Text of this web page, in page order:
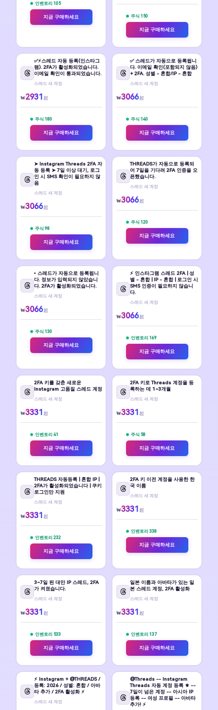
인벤토리 105
지금 구매하세요 주식 150
지금 구매하세요
✅⚡️스레드 자동 등록(인스타그
램). 2FA가 활성화되었습니다.
이메일 확인이 통과되었습니다.
스레드 새 계정
₩2931 起
주식 180
지금 구매하세요
✅ 스레드가 자동으로 등록됩니
다. 이메일 확인(포함되지 않음)
+ 2FA. 성별 - 혼합/IP - 혼합
스레드 새 계정
₩3066 起
주식 140
지금 구매하세요
➤ Instagram Threads 2FA 자
동 등록 ➤ 7일 이상 대기, 로그
인 시 SMS 확인이 필요하지 않
음
스레드 새 계정
₩3066 起
주식 98
지금 구매하세요
THREADS가 자동으로 등록되
어 7일을 기다려 2FA 인증을 오
픈했습니다.
스레드 새 계정
₩3066 起
주식 120
지금 구매하세요
• 스레드가 자동으로 등록됩니
다. 정보가 입력되지 않았습니
다. 2FA가 활성화되었습니다.
스레드 새 계정
₩3066 起
주식 130
지금 구매하세요
⚡️ 인스타그램 스레드 2FA | 성
별 - 혼합 | IP - 혼합 | 로그인 시
SMS 인증이 필요하지 않습니
다.
스레드 새 계정
₩3066 起
인벤토리 169
지금 구매하세요
2FA 키를 갖춘 새로운
Instagram 고품질 스레드 계정
스레드 새 계정
₩3331 起
인벤토리 41
지금 구매하세요
2FA 키로 Threads 계정을 등
록하는 데 1~3개월
스레드 새 계정
₩3331 起
주식 58
지금 구매하세요
THREADS 자동등록 | 혼합 IP |
2FA가 활성화되었습니다 | 쿠키
로그인만 지원
스레드 새 계정
₩3331 起
인벤토리 232
지금 구매하세요
2FA 키 이전 계정을 사용한 한
국 이름
스레드 새 계정
₩3331 起
인벤토리 338
지금 구매하세요
3~7일 된 대만 IP 스레드, 2FA
가 켜졌습니다.
스레드 새 계정
₩3331 起
인벤토리 533
지금 구매하세요
일본 이름과 아바타가 있는 일
본 스레드 계정, 2FA 활성화
스레드 새 계정
₩3331 起
인벤토리 137
지금 구매하세요
⚡ Instagram + @THREADS /
등록: 2026 / 성별: 혼합 / 아바
타 추가 / 2FA 활성화 ⚡
스레드 새 계정
@Threads -- Instagram
Threads 자동 계정 등록 ⚜️ --
7일이 넘은 계정 -- 아시아 IP
등록 -- 여성 프로필 -- 아바타
추가! ⚡